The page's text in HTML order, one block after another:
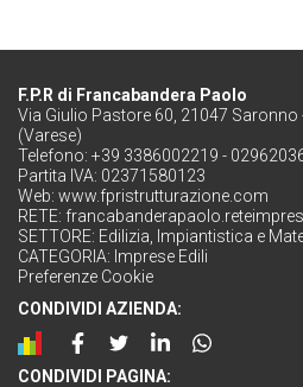
F.P.R di Francabandera Paolo
Via Giulio Pastore 60, 21047
(Varese)
Telefono: +39 3386002219 -
Partita IVA: 02371580123
Web: www.fpristrutturazione.com
RETE:
SETTORE: Edilizia, Impiantistica e
CATEGORIA: Imprese Edili
Preferenze Cookie
CONDIVIDI AZIENDA:
CONDIVIDI PAGINA: